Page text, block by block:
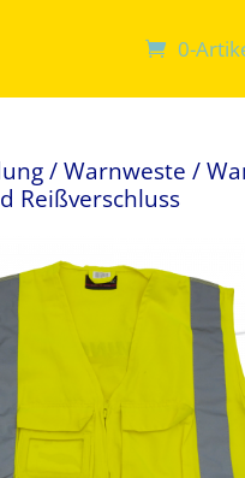
0-
/Warnweste /
Reißverschluss